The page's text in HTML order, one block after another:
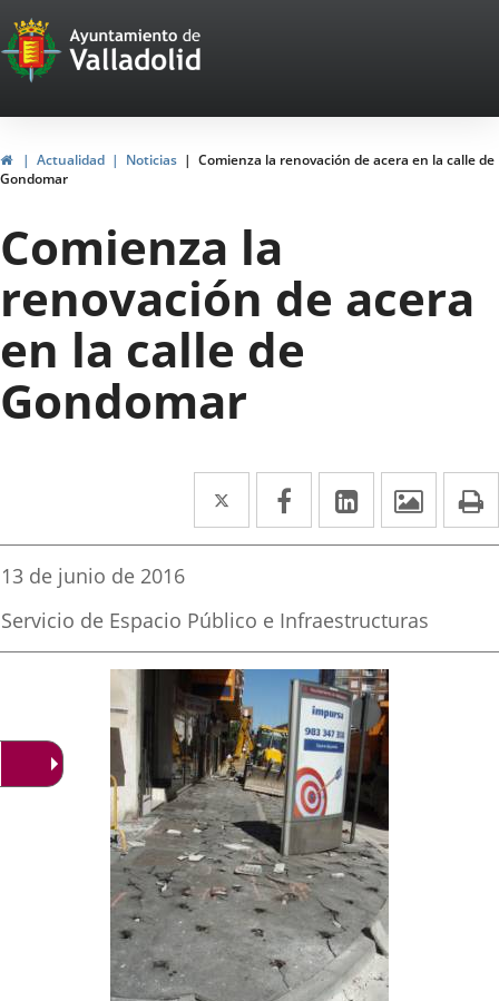
Portal
Web
del
Ayuntamiento
de
Valladolid
InicioActualidad Noticias
Comienza la renovación de acera en la calle de
Gondomar
Comienza la
renovación de acera
en la calle de
Gondomar
Twitter
Enlace
a
aplicación
externa.
Facebook
Enlace
a
aplicación
externa.
LinkedIn
Enlace
a
externa.
Fecha
la
noticia
13 de junio de 2016
Fuente
la
Servicio de Espacio Público e Infraestructuras